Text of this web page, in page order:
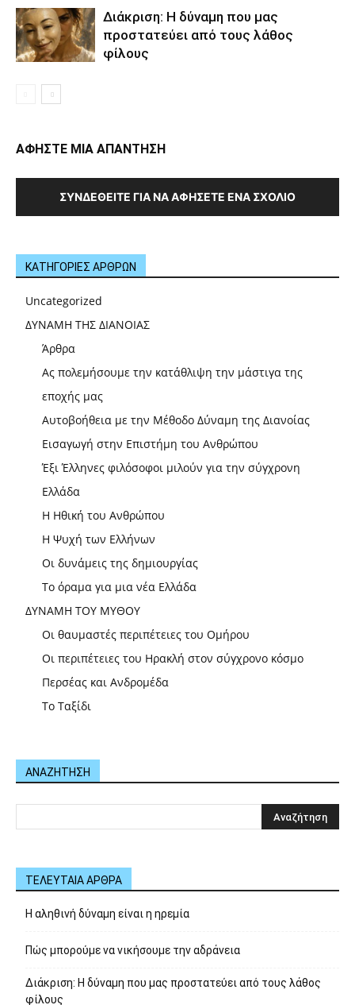
Διάκριση: Η δύναμη που μας
προστατεύει από τους λάθος
φίλους
ΑΦΗΣΤΕ ΜΙΑ ΑΠΑΝΤΗΣΗ
ΣΥΝΔΕΘΕΊΤΕ ΓΙΑ ΝΑ ΑΦΉΣΕΤΕ ΈΝΑ ΣΧΌΛΙΟ
ΚΑΤΗΓΟΡΙΕΣ ΑΡΘΡΩΝ
Uncategorized
ΔΥΝΑΜΗ ΤΗΣ ΔΙΑΝΟΙΑΣ
Άρθρα
Ας πολεμήσουμε την κατάθλιψη την μάστιγα της
εποχής μας
Αυτοβοήθεια με την Μέθοδο Δύναμη της Διανοίας
Εισαγωγή στην Επιστήμη του Ανθρώπου
Έξι Έλληνες φιλόσοφοι μιλούν για την σύγχρονη
Ελλάδα
Η Ηθική του Ανθρώπου
Η Ψυχή των Ελλήνων
Οι δυνάμεις της δημιουργίας
Το όραμα για μια νέα Ελλάδα
ΔΥΝΑΜΗ ΤΟΥ ΜΥΘΟΥ
Οι θαυμαστές περιπέτειες του Ομήρου
Οι περιπέτειες του Ηρακλή στον σύγχρονο κόσμο
Περσέας και Ανδρομέδα
Το Ταξίδι
ΑΝΑΖΗΤΗΣΗ
ΤΕΛΕΥΤΑΙΑ ΑΡΘΡΑ
Η αληθινή δύναμη είναι η ηρεμία
Πώς μπορούμε να νικήσουμε την αδράνεια
Διάκριση: Η δύναμη που μας προστατεύει από τους λάθος
φίλους